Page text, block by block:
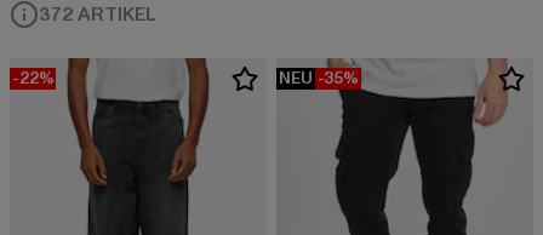
372 ARTIKEL
-22% NEU -35%